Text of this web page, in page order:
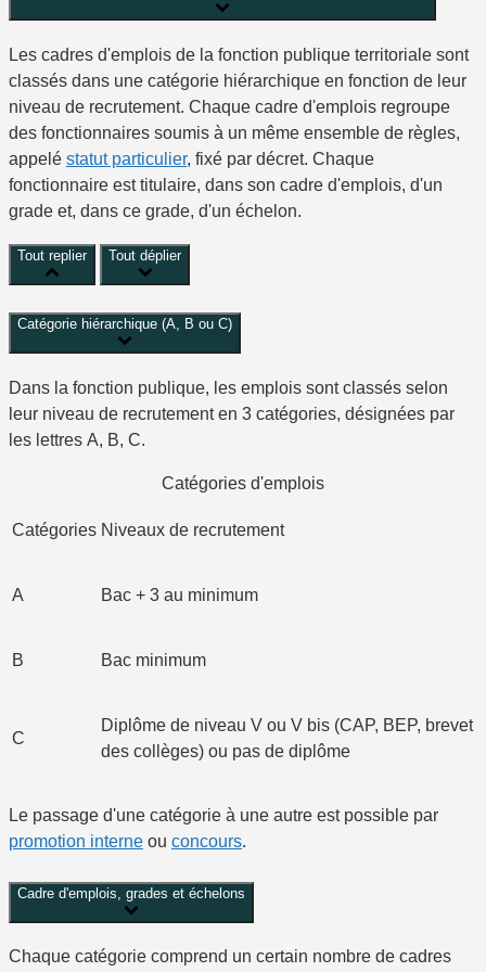
Les cadres d'emplois de la fonction publique territoriale sont
classés dans une catégorie hiérarchique en fonction de leur
niveau de recrutement. Chaque cadre d'emplois regroupe
des fonctionnaires soumis à un même ensemble de règles,
appelé statut particulier, fixé par décret. Chaque
fonctionnaire est titulaire, dans son cadre d'emplois, d'un
grade et, dans ce grade, d'un échelon.
Tout replier Tout déplier
Catégorie hiérarchique (A, B ou C)
Dans la fonction publique, les emplois sont classés selon
leur niveau de recrutement en 3 catégories, désignées par
les lettres A, B, C.
Catégories d'emplois
Catégories Niveaux de recrutement
A Bac + 3 au minimum
B Bac minimum
C
Diplôme de niveau V ou V bis (CAP, BEP, brevet
des collèges) ou pas de diplôme
Le passage d'une catégorie à une autre est possible par
promotion interne ou concours.
Cadre d'emplois, grades et échelons
Chaque catégorie comprend un certain nombre de cadres